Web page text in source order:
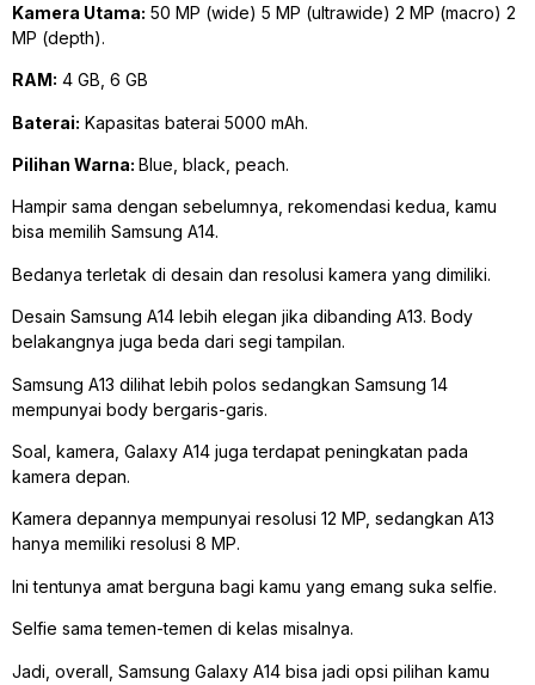
Kamera Utama: 50 MP (wide) 5 MP (ultrawide) 2 MP (macro) 2
MP (depth).
RAM: 4 GB, 6 GB
Baterai: Kapasitas baterai 5000 mAh.
Pilihan Warna: Blue, black, peach.
Hampir sama dengan sebelumnya, rekomendasi kedua, kamu
bisa memilih Samsung A14.
Bedanya terletak di desain dan resolusi kamera yang dimiliki.
Desain Samsung A14 lebih elegan jika dibanding A13. Body
belakangnya juga beda dari segi tampilan.
Samsung A13 dilihat lebih polos sedangkan Samsung 14
mempunyai body bergaris-garis.
Soal, kamera, Galaxy A14 juga terdapat peningkatan pada
kamera depan.
Kamera depannya mempunyai resolusi 12 MP, sedangkan A13
hanya memiliki resolusi 8 MP.
Ini tentunya amat berguna bagi kamu yang emang suka selfie.
Selfie sama temen-temen di kelas misalnya.
Jadi, overall, Samsung Galaxy A14 bisa jadi opsi pilihan kamu